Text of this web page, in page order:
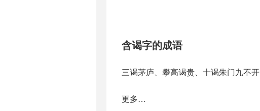
含谒字的成语
三谒茅庐、攀高谒贵、十谒朱门九不开
更多…